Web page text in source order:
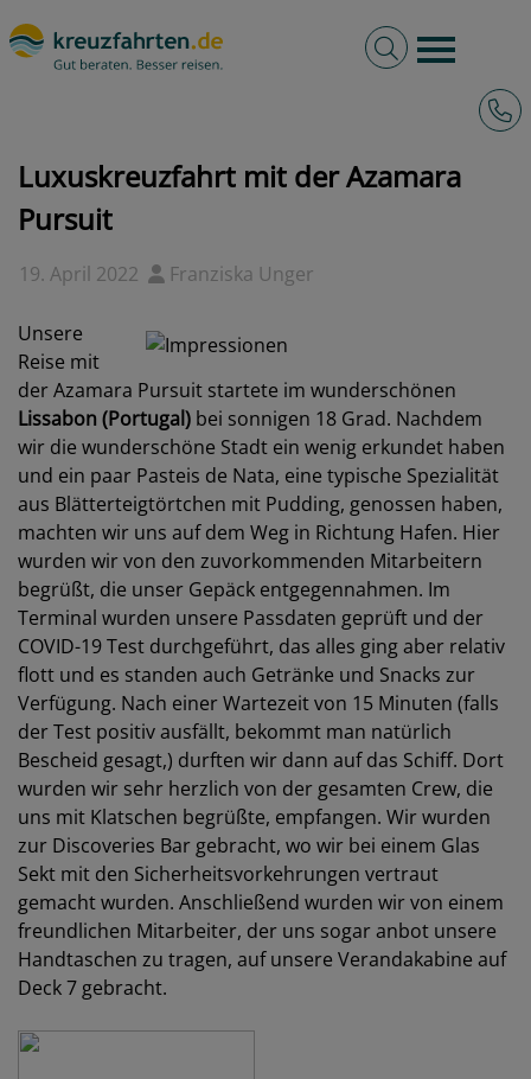
Burger
Volltextsuche
Luxuskreuzfahrt mit der Azamara
Pursuit
19. April 2022 Franziska Unger
Unsere
Reise mit
der Azamara Pursuit startete im wunderschönen
Lissabon (Portugal) bei sonnigen 18 Grad. Nachdem
wir die wunderschöne Stadt ein wenig erkundet haben
und ein paar Pasteis de Nata, eine typische Spezialität
aus Blätterteigtörtchen mit Pudding, genossen haben,
machten wir uns auf dem Weg in Richtung Hafen. Hier
wurden wir von den zuvorkommenden Mitarbeitern
begrüßt, die unser Gepäck entgegennahmen. Im
Terminal wurden unsere Passdaten geprüft und der
COVID-19 Test durchgeführt, das alles ging aber relativ
flott und es standen auch Getränke und Snacks zur
Verfügung. Nach einer Wartezeit von 15 Minuten (falls
der Test positiv ausfällt, bekommt man natürlich
Bescheid gesagt,) durften wir dann auf das Schiff. Dort
wurden wir sehr herzlich von der gesamten Crew, die
uns mit Klatschen begrüßte, empfangen. Wir wurden
zur Discoveries Bar gebracht, wo wir bei einem Glas
Sekt mit den Sicherheitsvorkehrungen vertraut
gemacht wurden. Anschließend wurden wir von einem
freundlichen Mitarbeiter, der uns sogar anbot unsere
Handtaschen zu tragen, auf unsere Verandakabine auf
Deck 7 gebracht.